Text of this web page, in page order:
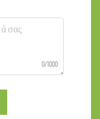
0/1000